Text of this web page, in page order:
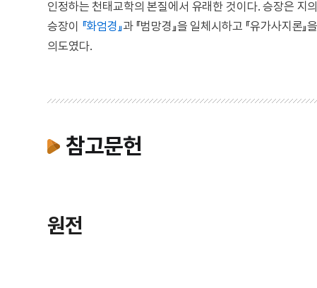
인정하는 천태교학의 본질에서 유래한 것이다. 승장은 지
승장이 『화엄경』과 『범망경』을 일체시하고 『유가사지
의도였다.
참고문헌
원전